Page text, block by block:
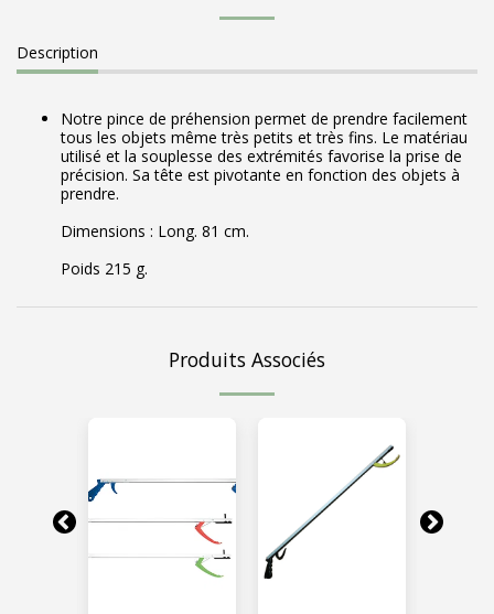
Description
Notre pince de préhension permet de prendre facilement
tous les objets même très petits et très fins. Le matériau
utilisé et la souplesse des extrémités favorise la prise de
précision. Sa tête est pivotante en fonction des objets à
prendre.
Dimensions : Long. 81 cm.
Poids 215 g.
Produits Associés